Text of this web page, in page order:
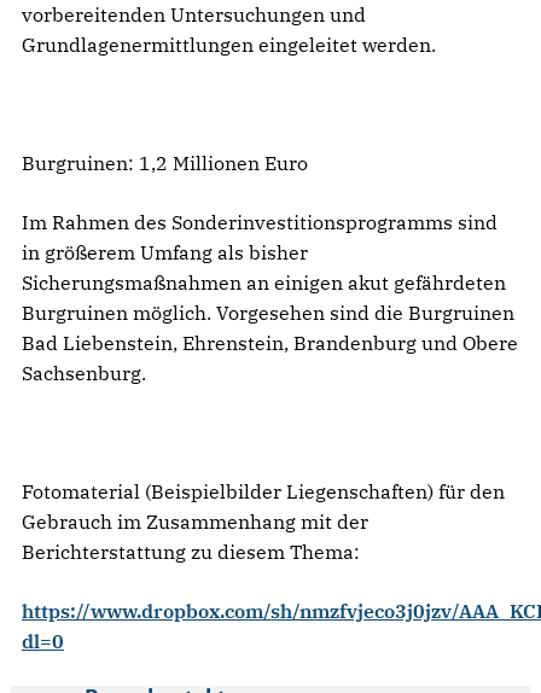
vorbereitenden Untersuchungen und
Grundlagenermittlungen eingeleitet werden.
Burgruinen: 1,2 Millionen Euro
Im Rahmen des Sonderinvestitionsprogramms sind
in größerem Umfang als bisher
Sicherungsmaßnahmen an einigen akut gefährdeten
Burgruinen möglich. Vorgesehen sind die Burgruinen
Bad Liebenstein, Ehrenstein, Brandenburg und Obere
Sachsenburg.
Fotomaterial (Beispielbilder Liegenschaften) für den
Gebrauch im Zusammenhang mit der
Berichterstattung zu diesem Thema:
https://www.dropbox.com/sh/nmzfvjeco3j0jzv/
dl=0